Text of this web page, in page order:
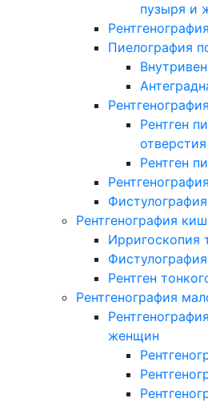
пузыря и
Пиелография
Рентген
Рентген
Рентгенография
Ирригоскопия
Рентген
Рентгенография
женщин